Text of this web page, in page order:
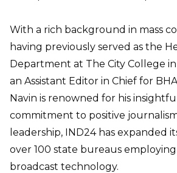
With a rich background in mass
having previously served as the
Department at The City College
an Assistant Editor in Chief for
Navin is renowned for his
commitment to positive
leadership, IND24 has expanded
over 100 state bureaus
broadcast technology.